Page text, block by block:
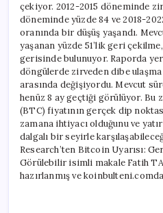
çekiyor. 2012-2015 döneminde
döneminde yüzde 84 ve 2018-
oranında bir düşüş yaşandı.
yaşanan yüzde 51’lik geri
gerisinde bulunuyor. Raporda
döngülerde zirveden dibe
arasında değişiyordu. Mevcut
henüz 8 ay geçtiği görülüyor. Bu
(BTC) fiyatının gerçek dip
zamana ihtiyacı olduğunu ve
dalgalı bir seyirle
Research’ten Bitcoin Uyarısı:
Görülebilir isimli makale Fatih
hazırlanmış ve koinbulteni.comda